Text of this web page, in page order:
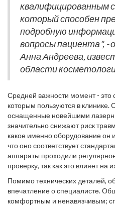
предпочитают также проводить
задать вопросы и получить
лечения.
квалифицированным
который способен
подробную
вопросы пациента",
Анна Андреева,
области
Средней важности момент - это
которым пользуются в
оснащенные новейшими
значительно снижают риск
какое именно оборудование он
что оно соответствует
аппараты проходили
проверку, так как это влияет на
Помимо технических деталей,
впечатление о специалисте.
комфортным и ненавязчивым;